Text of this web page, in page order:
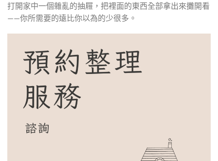
打開家中一個雜亂的抽屜，把裡面的東西全部拿出來攤開看
——你所需要的遠比你以為的少很多。